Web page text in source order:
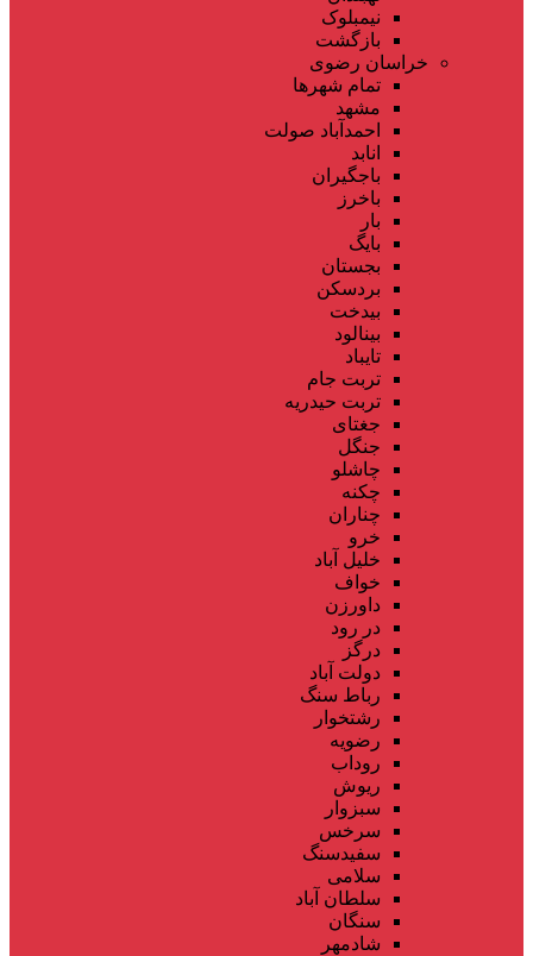
نیمبلوک
بازگشت
خراسان رضوی
تمام شهر‌ها
مشهد
احمدآباد صولت
انابد
باجگیران
باخرز
بار
بایگ
بجستان
بردسکن
بیدخت
بینالود
تایباد
تربت جام
تربت حیدریه
جغتای
جنگل
چاشلو
چکنه
چناران
خرو
خلیل آباد
خواف
داورزن
در رود
درگز
دولت آباد
رباط سنگ
رشتخوار
رضویه
روداب
ریوش
سبزوار
سرخس
سفیدسنگ
سلامی
سلطان آباد
سنگان
شادمهر